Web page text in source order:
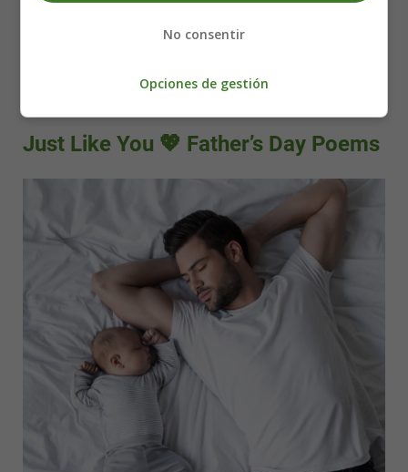
Leer más: A Father Like You - Father’s Day Poems for
Just Like You 💖 Father’s Day Poems
No consentir
Opciones de gestión